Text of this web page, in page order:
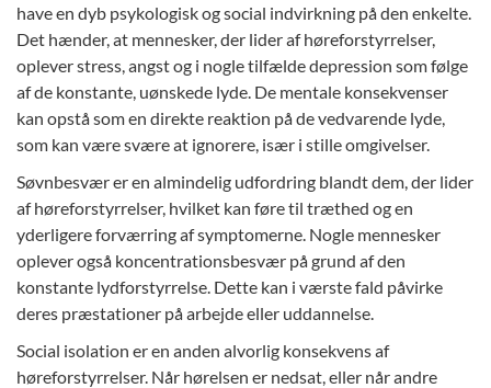
have en dyb psykologisk og social indvirkning på den enkelte.
Det hænder, at mennesker, der lider af høreforstyrrelser,
oplever stress, angst og i nogle tilfælde depression som følge
af de konstante, uønskede lyde. De mentale konsekvenser
kan opstå som en direkte reaktion på de vedvarende lyde,
som kan være svære at ignorere, især i stille omgivelser.
Søvnbesvær er en almindelig udfordring blandt dem, der lider
af høreforstyrrelser, hvilket kan føre til træthed og en
yderligere forværring af symptomerne. Nogle mennesker
oplever også koncentrationsbesvær på grund af den
konstante lydforstyrrelse. Dette kan i værste fald påvirke
deres præstationer på arbejde eller uddannelse.
Social isolation er en anden alvorlig konsekvens af
høreforstyrrelser. Når hørelsen er nedsat, eller når andre